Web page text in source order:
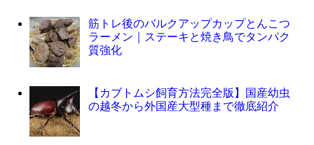
筋トレ後のバルクアップカップとんこつ
ラーメン｜ステーキと焼き鳥でタンパク
質強化
【カブトムシ飼育方法完全版】国産幼虫
の越冬から外国産大型種まで徹底紹介